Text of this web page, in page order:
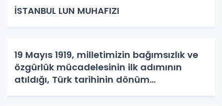
İSTANBUL LUN MUHAFIZI
19 Mayıs 1919, milletimizin bağımsızlık ve
özgürlük mücadelesinin ilk adımının
atıldığı, Türk tarihinin dönüm